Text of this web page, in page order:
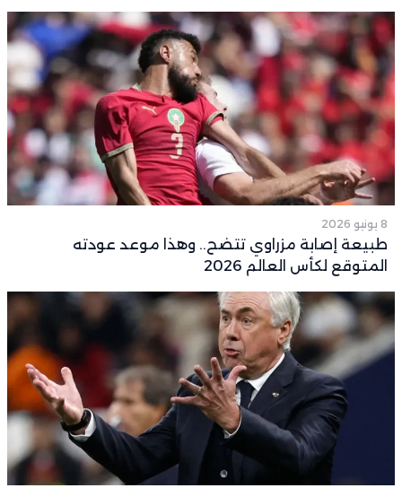
8 يونيو 2026
طبيعة إصابة مزراوي تتضح.. وهذا موعد عودته
المتوقع لكأس العالم 2026